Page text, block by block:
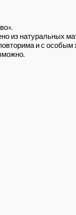
из натуральных
и с